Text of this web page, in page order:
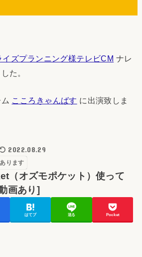
イズプランニング様テレビCM ナレ
た。
こころきゃんばす に出演致しま
2022.08.29
ります
（オズモポケット）使って
画あり]
はてブ 送る Pocket